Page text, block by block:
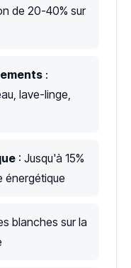
de 20-40% sur
:
lave-linge,
: Jusqu'à 15%
énergétique
blanches sur la